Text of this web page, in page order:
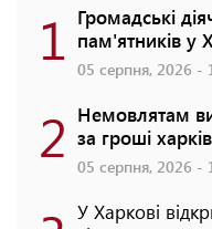
1 Громадські
пам'ятників у
05 серпня, 2026 -
2 Немовлятам
за гроші
05 серпня, 2026 -
У Харкові